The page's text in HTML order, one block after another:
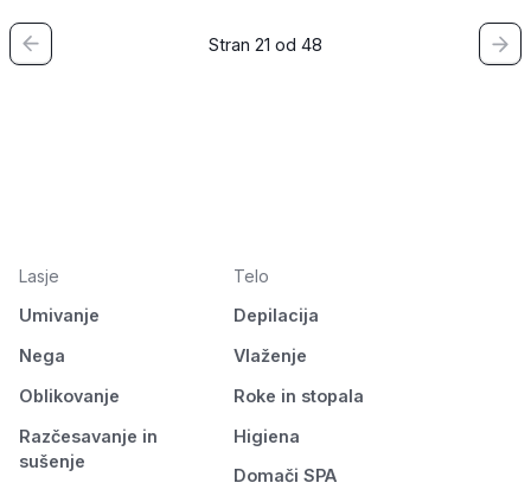
Stran 21 od 48
Lasje
Umivanje
Nega
Oblikovanje
Razčesavanje in
sušenje
Telo
Depilacija
Vlaženje
Roke in stopala
Higiena
Domači SPA